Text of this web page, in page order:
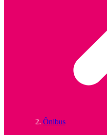
Ônibus